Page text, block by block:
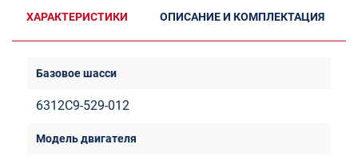
ХАРАКТЕРИСТИКИ ОПИСАНИЕ И КОМПЛЕКТАЦИЯ
6312C9-529-012